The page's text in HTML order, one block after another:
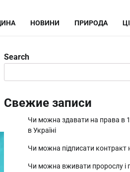
НОВИНИ ПРИРОДА
Search
Свежие записи
Чи можна здавати на права в
в Україні
Чи можна підписати контракт
Чи можна вживати пророслу і